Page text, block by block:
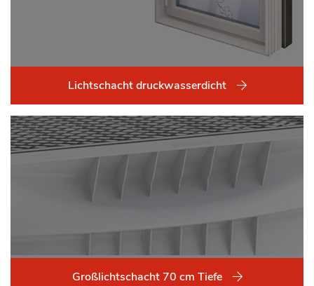
Lichtschacht druckwasserdicht
Großlichtschacht 70 cm Tiefe